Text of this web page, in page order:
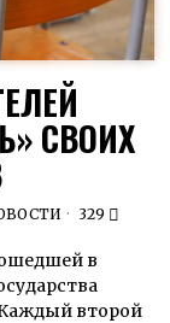
СВОИХ
329
в
Каждый второй